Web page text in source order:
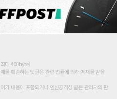
대 400byte)
를 훼손하는 댓글은 관련 법률에 의해 제재를 받을
가 내용에 포함되거나 인신공격성 글은 관리자의 판